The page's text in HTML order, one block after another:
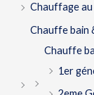
Chauffage au
Chauffe bain
Chauffe
1er